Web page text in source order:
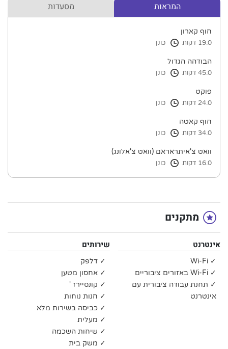
המראות מסעדות
חוף קארון
19.0 דקות כונן
הבודהה הגדול
45.0 דקות כונן
פוקט
24.0 דקות כונן
חוף קאטה
34.0 דקות כונן
וואט צ'איתראראם (וואט צ'אלונג)
16.0 דקות כונן
מתקנים
אינטרנט
✓ Wi-Fi
✓ Wi-Fi באזורים ציבוריים
✓ תחנת עבודה ציבורית עם
אינטרנט
שירותים
✓ דלפק
✓ אחסון מטען
✓ קונסיירז '
✓ חנות נוחות
✓ כביסה בשירות מלא
✓ מעלית
✓ שיחות השכמה
✓ משק בית